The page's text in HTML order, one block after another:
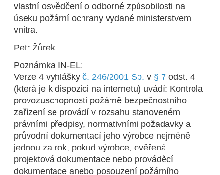
vlastní osvědčení o odborné způsobilosti na
úseku požární ochrany vydané ministerstvem
vnitra.
Petr Žůrek
Poznámka IN-EL:
Verze 4 vyhlášky č. 246/2001 Sb. v § 7odst. 4
(která je k dispozici na internetu) uvádí: Kontrola
provozuschopnosti požárně bezpečnostního
zařízení se provádí v rozsahu stanoveném
právními předpisy, normativními požadavky a
průvodní dokumentací jeho výrobce nejméně
jednou za rok, pokud výrobce, ověřená
projektová dokumentace nebo prováděcí
dokumentace anebo posouzení požárního